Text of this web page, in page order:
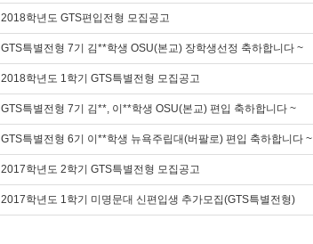
2018학년도 GTS편입전형 모집공고
GTS특별전형 7기 김**학생 OSU(본교) 장학생선정 축하합니다 ~
2018학년도 1학기 GTS특별전형 모집공고
GTS특별전형 7기 김**, 이**학생 OSU(본교) 편입 축하합니다 ~
GTS특별전형 6기 이**학생 뉴욕주립대(버팔로) 편입 축하합니다 ~
2017학년도 2학기 GTS특별전형 모집공고
2017학년도 1학기 미명문대 신편입생 추가모집(GTS특별전형)